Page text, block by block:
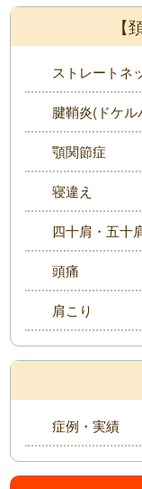
【
ストレートネ
腱鞘炎(ドケル
顎関節症
寝違え
四十肩・五十
頭痛
肩こり
症例・実績